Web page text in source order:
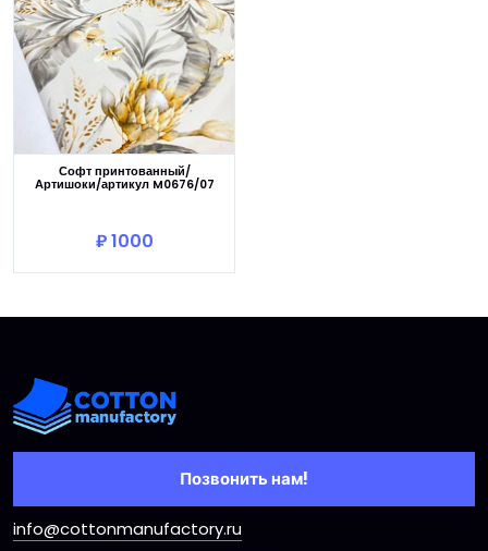
Софт принтованный/
Артишоки/артикул M0676/07
₽ 1000
Позвонить нам!
info@cottonmanufactory.ru